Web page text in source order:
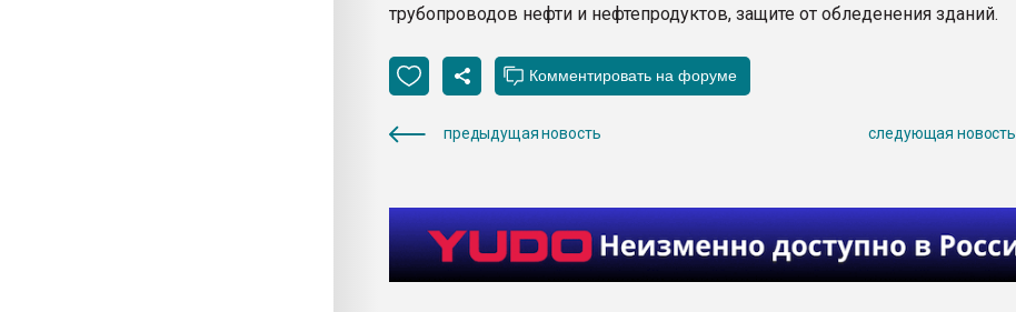
трубопроводов нефти и нефтепродуктов, защите от обледенения зданий.
предыдущая новость следующая новость